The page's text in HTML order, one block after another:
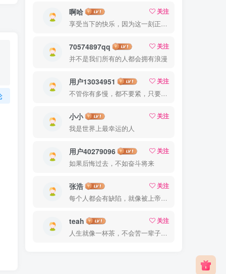
啊哈
关注
享受当下的快乐，因为这一刻正是你的人生
70574897qq
关注
并不是我们所有的人都会拥有浪漫
用户13034951
关注
不管你有多慢，都不要紧，只要你有决心，你最终都会到达想去的地方
小小
关注
我是世界上最幸运的人
用户40279096
关注
如果后悔过去，不如奋斗将来
张浩
关注
每个人都会有缺陷，就像被上帝咬过的苹果，有的人缺陷比较大，正是因为上帝特别喜欢他的芬芳
teah
关注
人生就像一杯茶，不会苦一辈子，但总会苦一阵子